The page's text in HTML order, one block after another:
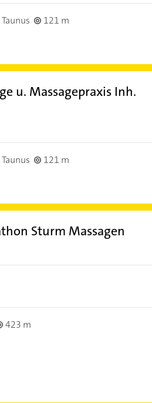
121 m
u. Massagepraxis Inh.
121 m
Sturm Massagen
423 m